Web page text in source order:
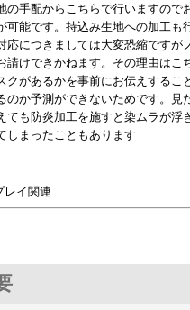
の手配からこちらで行いますので
可能です。持込み生地への加工も
応につきましては大変恐縮ですが
請けできかねます。その理由はこ
クがあるかを事前にお伝えするこ
のか予測ができないためです。見
ても防炎加工を施すと染ムラが浮
しまったこともあります
レイ関連